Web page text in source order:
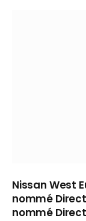
Nissan West
nommé
nommé